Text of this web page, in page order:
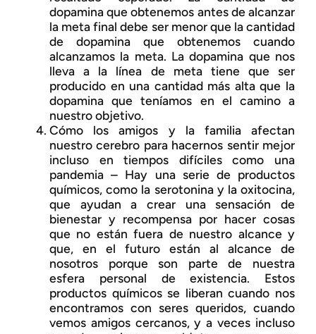
dopamina que obtenemos antes de alcanzar
la meta final debe ser menor que la cantidad
de dopamina que obtenemos cuando
alcanzamos la meta. La dopamina que nos
lleva a la línea de meta tiene que ser
producido en una cantidad más alta que la
dopamina que teníamos en el camino a
nuestro objetivo.
Cómo los amigos y la familia afectan
nuestro cerebro para hacernos sentir mejor
incluso en tiempos difíciles como una
pandemia – Hay una serie de productos
químicos, como la serotonina y la oxitocina,
que ayudan a crear una sensación de
bienestar y recompensa por hacer cosas
que no están fuera de nuestro alcance y
que, en el futuro están al alcance de
nosotros porque son parte de nuestra
esfera personal de existencia. Estos
productos químicos se liberan cuando nos
encontramos con seres queridos, cuando
vemos amigos cercanos, y a veces incluso